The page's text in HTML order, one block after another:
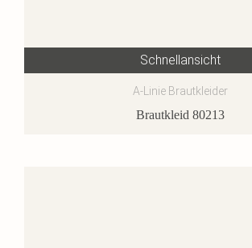
Schnellansicht
A-Linie Brautkleider
Brautkleid 80213